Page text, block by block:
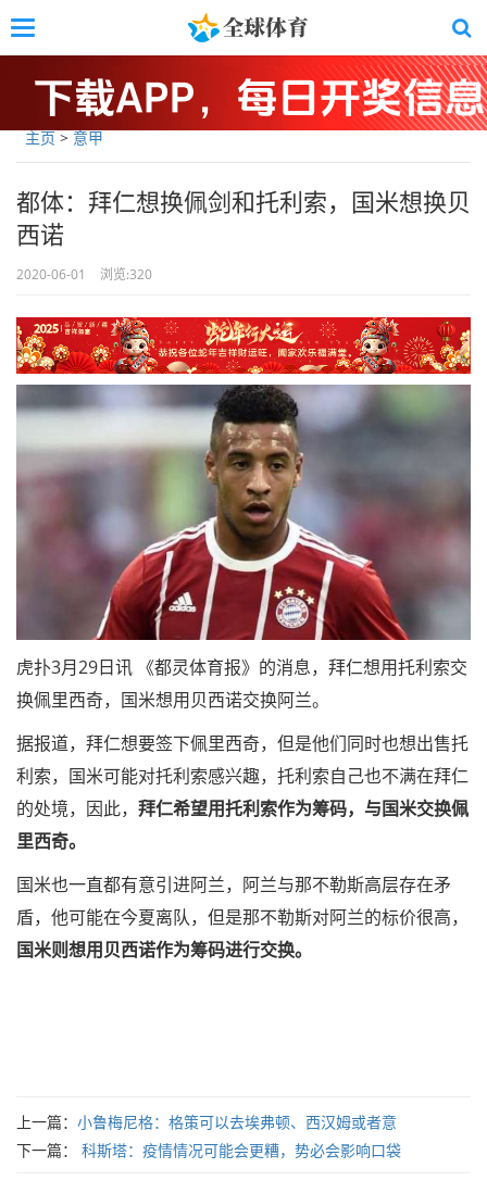
to
main
Toggle
主页>意甲
都体：拜仁想换佩剑和托利索，国米想换贝
西诺
2020-06-01 浏览:320
虎扑3月29日讯 《都灵体育报》的消息，拜仁想用托利索交
换佩里西奇，国米想用贝西诺交换阿兰。
据报道，拜仁想要签下佩里西奇，但是他们同时也想出售托
利索，国米可能对托利索感兴趣，托利索自己也不满在拜仁
的处境，因此， 拜仁希望用托利索作为筹码，与国米交换佩
里西奇。
国米也一直都有意引进阿兰，阿兰与那不勒斯高层存在矛
盾，他可能在今夏离队，但是那不勒斯对阿兰的标价很高，
国米则想用贝西诺作为筹码进行交换。
上一篇： 小鲁梅尼格：格策可以去埃弗顿、西汉姆或者意
下一篇：
科斯塔：疫情情况可能会更糟，势必会影响口袋